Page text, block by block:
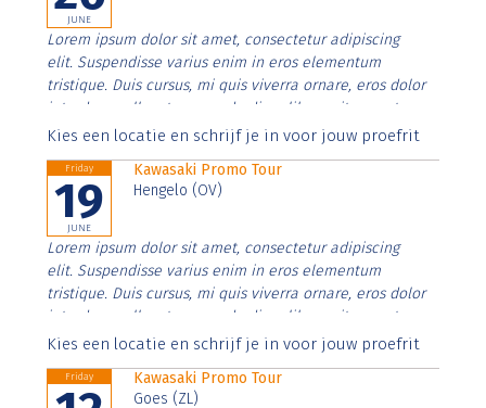
JUNE
Lorem ipsum dolor sit amet, consectetur adipiscing
elit. Suspendisse varius enim in eros elementum
tristique. Duis cursus, mi quis viverra ornare, eros dolor
interdum nulla, ut commodo diam libero vitae erat.
Aenean faucibus nibh et justo cursus id rutrum lorem
Kies een locatie en schrijf je in voor jouw proefrit
Friday
19
JUNE
Kawasaki Promo Tour
Hengelo (OV)
Lorem ipsum dolor sit amet, consectetur adipiscing
elit. Suspendisse varius enim in eros elementum
tristique. Duis cursus, mi quis viverra ornare, eros dolor
interdum nulla, ut commodo diam libero vitae erat.
Aenean faucibus nibh et justo cursus id rutrum lorem
Kies een locatie en schrijf je in voor jouw proefrit
Friday
Kawasaki Promo Tour
Goes (ZL)